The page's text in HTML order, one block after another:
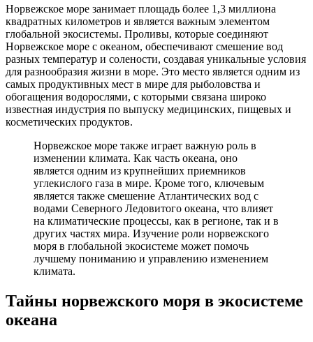
Норвежское море занимает площадь более 1,3 миллиона
квадратных километров и является важным элементом
глобальной экосистемы. Проливы, которые соединяют
Норвежское море с океаном, обеспечивают смешение вод
разных температур и солености, создавая уникальные условия
для разнообразия жизни в море. Это место является одним из
самых продуктивных мест в мире для рыболовства и
обогащения водорослями, с которыми связана широко
известная индустрия по выпуску медицинских, пищевых и
косметических продуктов.
Норвежское море также играет важную роль в
изменении климата. Как часть океана, оно
является одним из крупнейших приемников
углекислого газа в мире. Кроме того, ключевым
является также смешение Атлантических вод с
водами Северного Ледовитого океана, что влияет
на климатические процессы, как в регионе, так и в
других частях мира. Изучение роли норвежского
моря в глобальной экосистеме может помочь
лучшему пониманию и управлению изменением
климата.
Тайны норвежского моря в экосистеме
океана